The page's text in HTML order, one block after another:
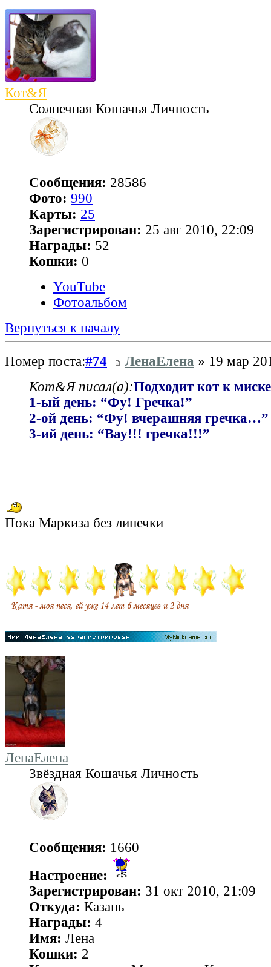
Кот&Я
Солнечная Кошачья Личность
Сообщения: 28586
Фото: 990
Карты: 25
Зарегистрирован: 25 авг 2010, 22:09
Награды: 52
Кошки: 0
YouTube
Фотоальбом
Вернуться к началу
Номер поста:#74 ЛенаЕлена » 19 мар
Кот&Я писал(а):Подходит кот к
1-ый день: “Фу! Гречка!”
2-ой день: “Фу! вчерашняя гречка…”
3-ий день: “Вау!!! гречка!!!”
Пока Маркиза без линечки
ЛенаЕлена
Звёздная Кошачья Личность
Сообщения: 1660
Настроение:
Зарегистрирован: 31 окт 2010, 21:09
Откуда: Казань
Награды: 4
Имя: Лена
Кошки: 2